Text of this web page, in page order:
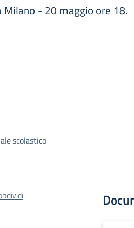
Milano - 20 maggio ore 18.
scolastico